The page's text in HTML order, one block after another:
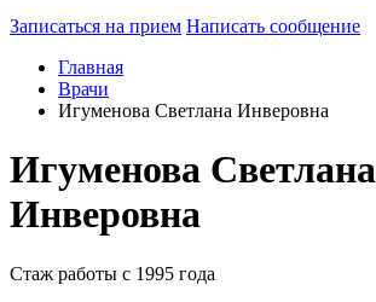
Записаться на прием Написать сообщение
Главная
Врачи
Игуменова Светлана Инверовна
Игуменова Светлана
Инверовна
Стаж работы с 1995 года